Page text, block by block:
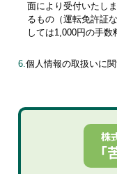
面により受付いたし
るもの（運転免許証
しては1,000円の手数
6.個人情報の取扱いに
株